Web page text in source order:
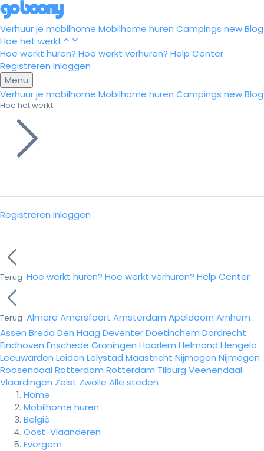
Verhuur je mobilhome Mobilhome huren Campings newBlog
Hoe het werkt
Hoe werkt huren? Hoe werkt verhuren? Help Center
Registreren Inloggen
Menu
Verhuur je mobilhome Mobilhome huren Campings newBlog
Hoe het werkt
Registreren Inloggen
Terug Hoe werkt huren? Hoe werkt verhuren? Help Center
Terug Almere Amersfoort Amsterdam Apeldoorn Arnhem
Assen Breda Den Haag DeventerDoetinchem Dordrecht
Eindhoven Enschede Groningen Haarlem Helmond Hengelo
Leeuwarden Leiden Lelystad Maastricht Nijmegen Nijmegen
Roosendaal Rotterdam Rotterdam Tilburg Veenendaal
Vlaardingen Zeist Zwolle Alle steden
Home
Mobilhome huren
België
Oost-Vlaanderen
Evergem